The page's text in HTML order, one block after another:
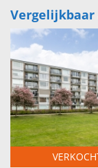
Vergelijkbaar